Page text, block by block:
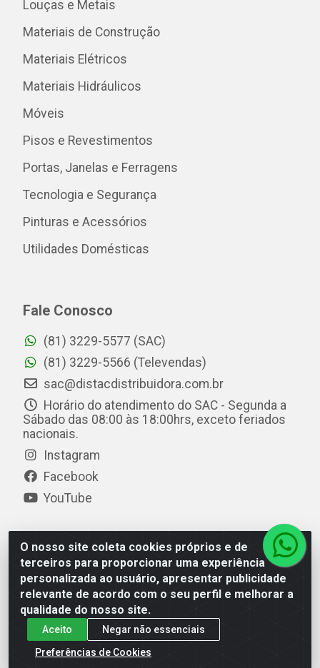
O nosso site coleta cookies próprios e de
terceiros para proporcionar uma experiência
personalizada ao usuário, apresentar publicidade
relevante de acordo com o seu perfil e melhorar a
qualidade do nosso site.
Aceito
Negar não essenciais
Preferências de Cookies
Louças e Metais
Materiais de Construção
Materiais Elétricos
Materiais Hidráulicos
Móveis
Pisos e Revestimentos
Portas, Janelas e Ferragens
Tecnologia e Segurança
Pinturas e Acessórios
Utilidades Domésticas
Fale Conosco
(81) 3229-5577 (SAC)
(81) 3229-5566 (Televendas)
sac@distacdistribuidora.com.br
Horário do atendimento do SAC - Segunda a
Sábado das 08:00 às 18:00hrs, exceto feriados
nacionais.
Instagram
Facebook
YouTube
Distac Distribuidora - Av. Durval de Góes Monteiro, 7049
- Jardim Petrópolis - Maceió/AL - CEP 57061-000 - CNPJ
08.072.649/0001-20